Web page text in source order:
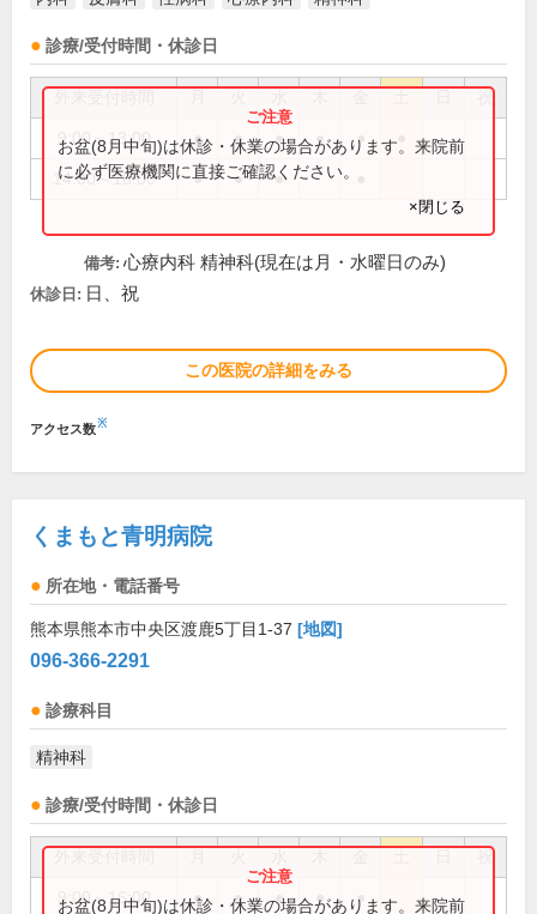
診療/受付時間・休診日
祝
9:00～13:00 ● ● ● ● ●
14:00～18:00 ● ● ●
お盆(8月中旬)は休診・休業の場合があります。来院前
に必ず医療機関に直接ご確認ください。
×閉じる
備考: 心療内科 精神科(現在は月・水曜日のみ)
休診日: 日、祝
この医院の詳細をみる
アクセス数※
くまもと青明病院
所在地・電話番号
熊本県熊本市中央区渡鹿5丁目1-37 [地図]
096-366-2291
診療科目
精神科
診療/受付時間・休診日
祝
9:00～16:00 ● ● ● ● ●
お盆(8月中旬)は休診・休業の場合があります。来院前